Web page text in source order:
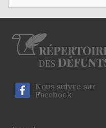
Nous suivre sur
Facebook